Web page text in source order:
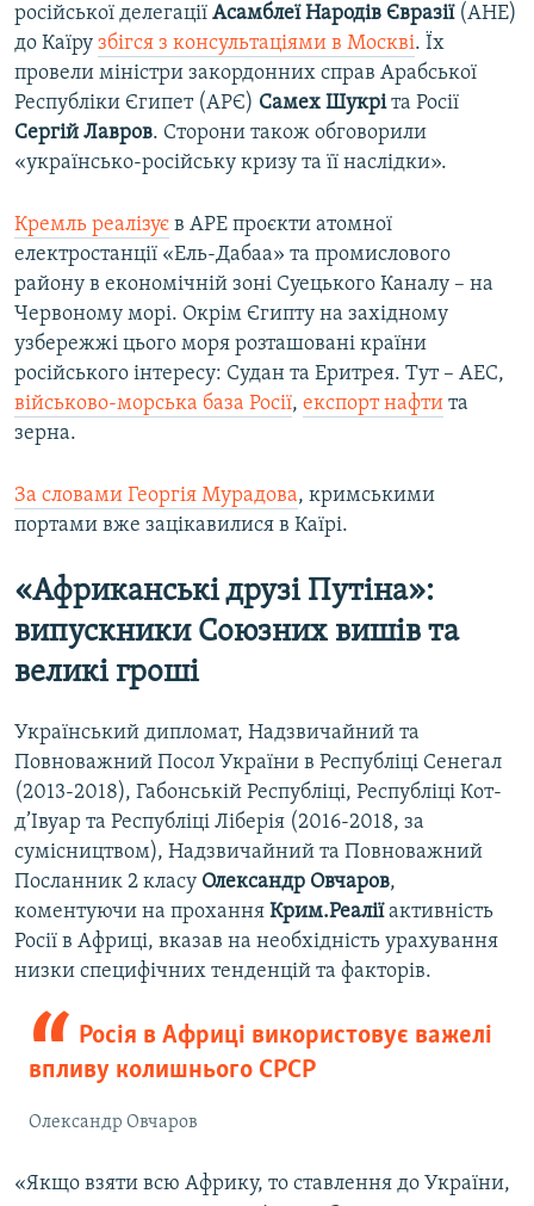
російської делегації Асамблеї Народів Євразії(АНЕ)
до Каїру збігся з консультаціями в Москві. Їх
провели міністри закордонних справ Арабської
Республіки Єгипет (АРЄ) Самех Шукріта Росії
Сергій Лавров. Сторони також обговорили
«українсько-російську кризу та її наслідки».
Кремль реалізує в АРЕ проєкти атомної
електростанції «Ель-Дабаа» та промислового
району в економічній зоні Суецького Каналу – на
Червоному морі. Окрім Єгипту на західному
узбережжі цього моря розташовані країни
російського інтересу: Судан та Еритрея. Тут – АЕС,
військово-морська база Росії, експорт нафти та
зерна.
За словами Георгія Мурадова, кримськими
портами вже зацікавилися в Каїрі.
«Африканські друзі Путіна»:
випускники Союзних вишів та
великі гроші
Український дипломат, Надзвичайний та
Повноважний Посол України в Республіці Сенегал
(2013-2018), Габонській Республіці, Республіці Кот-
д’Івуар та Республіці Ліберія (2016-2018, за
сумісництвом), Надзвичайний та Повноважний
Посланник 2 класу Олександр Овчаров,
коментуючи на прохання Крим.Реаліїактивність
Росії в Африці, вказав на необхідність урахування
низки специфічних тенденцій та факторів.
Росія в Африці використовує важелі
впливу колишнього СРСР
Олександр Овчаров
«Якщо взяти всю Африку, то ставлення до України,